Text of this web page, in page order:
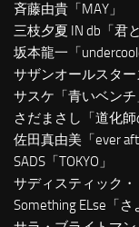
斉藤由貴「MAY」
三枝夕夏 IN db「君
坂本龍一「
サザンオールスター
サスケ「青いベンチ
さだまさし「道化師
佐田真由美「ever
SADS「TOKYO」
サディスティック・
Something ELse「さ